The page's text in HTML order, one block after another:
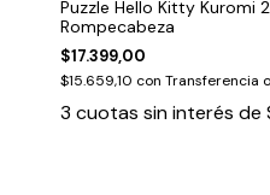
Puzzle Hello Kitty Kuromi
Rompecabeza
$17.399,00
$15.659,10 con Transferencia
3 cuotas sin interés de